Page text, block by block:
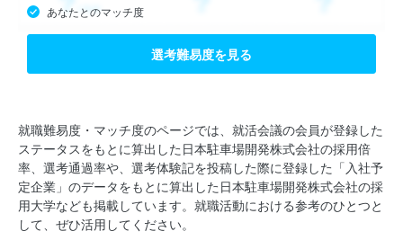
あなたとのマッチ度
選考難易度を見る
就職難易度・マッチ度のページでは、就活会議の会員が登録した
ステータスをもとに算出した日本駐車場開発株式会社の採用倍
率、選考通過率や、選考体験記を投稿した際に登録した「入社予
定企業」のデータをもとに算出した日本駐車場開発株式会社の採
用大学なども掲載しています。就職活動における参考のひとつと
して、ぜひ活用してください。